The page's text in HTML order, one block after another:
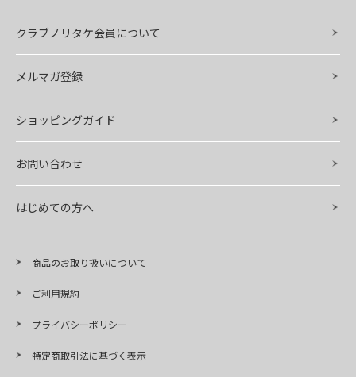
クラブノリタケ会員について
メルマガ登録
ショッピングガイド
お問い合わせ
はじめての方へ
商品のお取り扱いについて
ご利用規約
プライバシーポリシー
特定商取引法に基づく表示